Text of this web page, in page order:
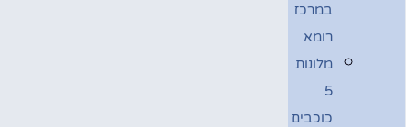
במרכז
רומא
מלונות
5
כוכבים